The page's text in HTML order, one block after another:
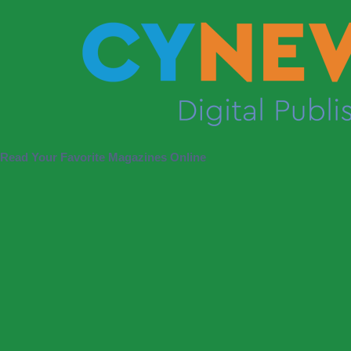
Read Your Favorite Magazines Online